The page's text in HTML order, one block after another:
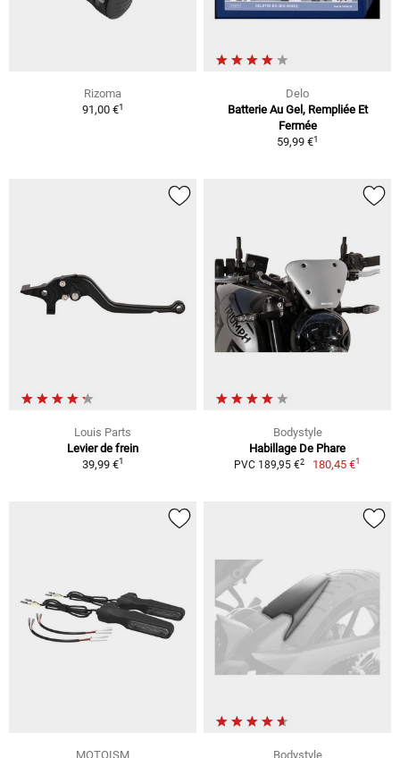
Rizoma
91,00 €1
Delo
Batterie Au Gel, Rempliée Et
Fermée
59,99 €1
Louis Parts
Levier de frein
39,99 €1
Bodystyle
Habillage De Phare
PVC 189,95 €2 180,45 €1
MOTOISM Bodystyle